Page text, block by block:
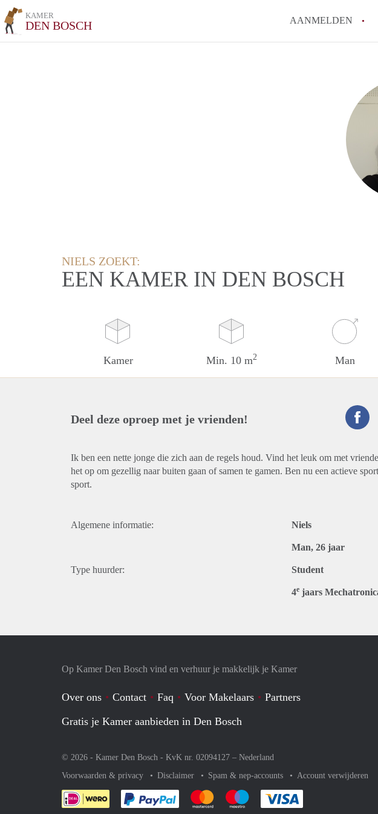
KAMER
DEN BOSCH AANMELDEN
NIELS ZOEKT:
EEN KAMER IN DEN BOSCH
Kamer Min. 10 m2 Man
Deel deze oproep met je vrienden!
Ik ben een nette jonge die zich aan de regels houd. Vind het leuk om met
het op om gezellig naar buiten gaan of samen te gamen. Ben nu een actieve
sport.
Algemene informatie: Niels
Man, 26 jaar
Type huurder: Student
4e jaars
Op Kamer Den Bosch vind en verhuur je makkelijk je Kamer
Over ons Contact Faq Voor Makelaars
Partners
Gratis je Kamer aanbieden in Den Bosch
© 2026 - Kamer Den Bosch - KvK nr. 02094127 – Nederland
Voorwaarden & privacy
Disclaimer Spam & nep-accounts Account verwijderen
Je rekent gemakkelijk af met Paypal
Je rekent gemakkelijk af met Mastercard
Je rekent gemakkelijk af met Meastro